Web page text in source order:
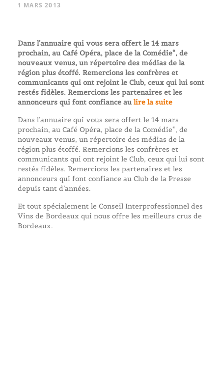
1 MARS 2013
Dans l’annuaire qui vous sera offert le 14 mars
prochain, au Café Opéra, place de la Comédie*, de
nouveaux venus, un répertoire des médias de la
région plus étoffé. Remercions les confrères et
communicants qui ont rejoint le Club, ceux qui lui sont
restés fidèles. Remercions les partenaires et les
annonceurs qui font confiance aulire la suite
Dans l’annuaire qui vous sera offert le 14 mars
prochain, au Café Opéra, place de la Comédie*, de
nouveaux venus, un répertoire des médias de la
région plus étoffé. Remercions les confrères et
communicants qui ont rejoint le Club, ceux qui lui sont
restés fidèles. Remercions les partenaires et les
annonceurs qui font confiance au Club de la Presse
depuis tant d’années.
Et tout spécialement le Conseil Interprofessionnel des
Vins de Bordeaux qui nous offre les meilleurs crus de
Bordeaux.